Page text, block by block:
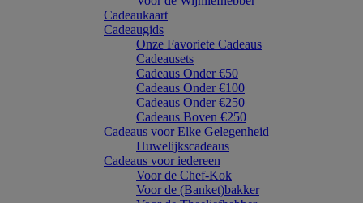
Cadeaukaart
Cadeaugids
Onze Favoriete Cadeaus
Cadeausets
Cadeaus Onder €50
Cadeaus Onder €100
Cadeaus Onder €250
Cadeaus Boven €250
Cadeaus voor Elke Gelegenheid
Huwelijkscadeaus
Cadeaus voor iedereen
Voor de Chef-Kok
Voor de (Banket)bakker